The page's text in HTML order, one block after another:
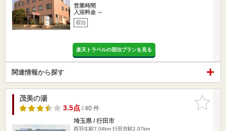
営業時間
入浴料金 ～
宿泊
楽天トラベルの宿泊プランを見る
関連情報から探す
お気に入
りに追加
茂美の湯
3.5点/ 40 件
埼玉県 / 行田市
西羽生駅7.04km 行田市駅2.07km